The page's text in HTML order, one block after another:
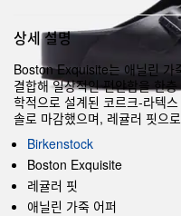
상세 설명
Boston Exquisite는 애닐린 가
결합해 일상적인 편안함을 한
학적으로 설계된 코르크-라텍
솔로 마감했으며, 레귤러 핏으
Birkenstock
Boston Exquisite
레귤러 핏
애닐린 가죽 어퍼